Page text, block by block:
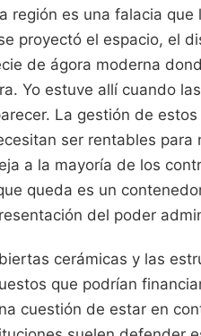
región es una falacia
proyectó el espacio, el
de ágora moderna
Yo estuve allí cuando
La gestión de
ser rentables
a la mayoría de los
queda es un
del poder
cerámicas y las
que podrían
cuestión de estar en